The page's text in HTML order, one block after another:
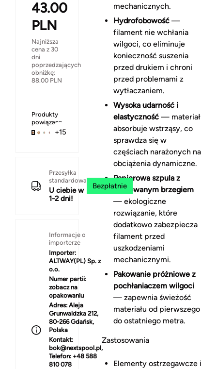
43.00
PLN
Najniższa
cena z 30
dni
poprzedzających
obniżkę:
88.00 PLN
Produkty
powiązane
+15
Przesyłka
standardowa
U ciebie w
1-2 dni!
Bezpłatnie
Informacje o
importerze
Importer:
ALTWAY(PL) Sp. z
o.o.
Numer partii:
zobacz na
opakowaniu
Adres: Aleja
Grunwaldzka 212,
80-266 Gdańsk,
Polska
Kontakt:
bok@nextspool.pl,
Telefon: +48 588
810 078
mechanicznych.
Hydrofobowość—
filament nie wchłania
wilgoci, co eliminuje
konieczność suszenia
przed drukiem i chroni
przed problemami z
wytłaczaniem.
Wysoka udarność i
elastyczność— materiał
absorbuje wstrząsy, co
sprawdza się w
częściach narażonych na
obciążenia dynamiczne.
Papierowa szpula z
gumowanym brzegiem
— ekologiczne
rozwiązanie, które
dodatkowo zabezpiecza
filament przed
uszkodzeniami
mechanicznymi.
Pakowanie próżniowe z
pochłaniaczem wilgoci
— zapewnia świeżość
materiału od pierwszego
do ostatniego metra.
Zastosowania
Elementy ostrzegawcze i